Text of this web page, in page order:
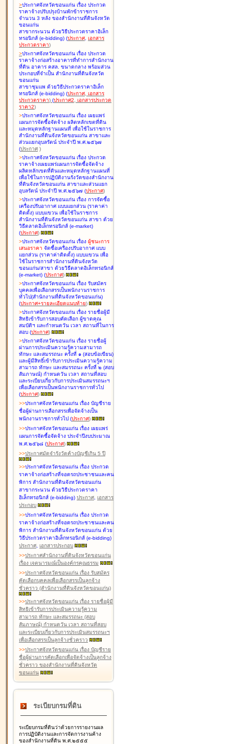
>ประกาศจังหวัดขอนแก่น เรื่อง ประกวด
ราคาจ้างปรับปรุงบ้านพักข้าราชการ
จำนวน 3 หลัง ของสำนักงานที่ดินจังหวัด
ขอนแก่น
สาขากระนวน ด้วยวิธีประกวดราคาอิเล็ก
ทรอนิกส์ (e-bidding) (ประกาศ, เอกสาร
ประกวดราคา)
>ประกาศจังหวัดขอนแก่น เรื่อง ประกวด
ราคาจ้างก่อสร้างอาคารที่ทำการสำนักงาน
ที่ดิน อาคาร คสล. ขนาดกลาง พร้อมส่วน
ประกอบที่จำเป็น สำนักงานที่ดินจังหวัด
ขอนแก่น
สาขาชุมแพ ด้วยวิธีประกวดราคาอิเล็ก
ทรอนิกส์ (e-bidding) (ประกาศ, เอกสาร
ประกวดราคา) (ประกาศ2, เอกสารประกวด
ราคา2)
>ประกาศจังหวัดขอนแก่น เรื่อง เผยแพร่
แผนการจัดซื้อจัดจ้าง ผลิตหลักเขตที่ดิน
และหมุดหลักฐานแผนที่ เพื่อใช้ในราชการ
สำนักงานที่ดินจังหวัดขอนแก่น สาขาและ
ส่วนแยกอุบลรัตน์ ประจำปี พ.ศ.๒๕๖๗
(ประกาศ )
>ประกาศจังหวัดขอนแก่น เรื่อง ประกวด
ราคาจ้างเผยแพร่แผนการจัดซื้อจัดจ้าง
ผลิตหลักเขตที่ดินและหมุดหลักฐานแผนที่
เพื่อใช้ในการปฏิบัติงานรังวัดของสำนักงาน
ที่ดินจังหวัดขอนแก่น สาขาและส่วนแยก
อุบลรัตน์ ประจำปี พ.ศ.๒๕๖๗ (ประกาศ)
>ประกาศจังหวัดขอนแก่น เรื่อง การจัดซื้อ
เครื่องปรับอากาศ แบบแยกส่วน (ราคาค่า
ติดตั้ง) แบบแขวน เพื่อใช้ในราชการ
สำนักงานที่ดินจังหวัดขอนแก่น สาขา ด้วย
วิธีตลาดอิเล็กทรอนิกส์ (e-market)
(ประกาศ)
>ประกาศจังหวัดขอนแก่น เรื่อง ผู้ชนะการ
เสนอราคา จัดซื้อเครื่องปรับอากาศ แบบ
แยกส่วน (ราคาค่าติดตั้ง) แบบแขวน เพื่อ
ใช้ในราชการสำนักงานที่ดินจังหวัด
ขอนแก่น/สาขา ด้วยวิธีตลาดอิเล็กทรอนิกส์
(e-market) (ประกาศ)
>ประกาศจังหวัดขอนแก่น เรื่อง รับสมัคร
บุคคลเพื่อเลือกสรรเป็นพนักงานราชการ
ทั่วไป(สำนักงานที่ดินจังหวัดขอนแก่น)
(ประกาศ+รายละเอียดแนบท้าย)
>ประกาศจังหวัดขอนแก่น เรื่อง รายชื่อผู้มี
สิทธิเข้ารับการสอบคัดเลือก ผู้ขาดคุณ
สมบัติฯ และกำหนดวัน เวลา สถานที่ในการ
สอบ (ประกาศ)
>ประกาศจังหวัดขอนแก่น เรื่อง รายชื่อผู้
ผ่านการประเมินความรู้ความสามารถ
ทักษะ และสมรรถนะ ครั้งที่ ๑ (สอบข้อเขียน)
และผู้มีสิทธิ์เข้ารับการประเมินความรู้ความ
สามารถ ทักษะ และสมรรถนะ ครั้งที่ ๒ (สอบ
สัมภาษณ์) กำหนดวัน เวลา สถานที่สอบ
และระเบียบเกี่ยวกับการประเมินสมรรถนะฯ
เพื่อเลือกสรรเป็นพนักงานราชการทั่วไป
(ประกาศ)
>>ประกาศจังหวัดขอนแก่น เรื่อง บัญชีราย
ชื่อผู้ผ่านการเลือกสรรเพื่อจัดจ้างเป็น
พนักงานราชการทั่วไป (ประกาศ)
>>ประกาศจังหวัดขอนแก่น เรื่อง เผยแพร่
แผนการจัดซื้อจัดจ้าง ประจำปีงบประมาณ
พ.ศ.๒๕๖๘ (ประกาศ)
>>ประกาศมัดจำรังวัดค้างบัญชีเกิน 5 ปี
>>ประกาศจังหวัดขอนแก่น เรื่อง ประกวด
ราคาจ้างก่อสร้างที่จอดรถประชาชนและคน
พิการ สำนักงานที่ดินจังหวัดขอนแก่น
สาขากระนวน ด้วยวิธีประกวดราคา
อิเล็กทรอนิกส์ (e-bidding) ประกาศ, เอกสาร
ประกอบ
>>ประกาศจังหวัดขอนแก่น เรื่อง ประกวด
ราคาจ้างก่อสร้างที่จอดรถประชาชนและคน
พิการ สำนักงานที่ดินจังหวัดขอนแก่น ด้วย
วิธีประกวดราคาอิเล็กทรอนิกส์ (e-bidding)
ประกาศ, เอกสารประกอบ
>>ประกาศสำนักงานที่ดินจังหวัดขอนแก่น
เรื่อง เจตนารมณ์เป็นองค์กรคุณธรรม
>>ประกาศจังหวัดขอนแก่น เรื่อง รับสมัคร
คัดเลือกบุคคลเพื่อเลือกสรรเป็นลูกจ้าง
ชั่วคราว (สำนักงานที่ดินจังหวัดขอนแก่น)
>>ประกาศจังหวัดขอนแก่น เรื่อง รายชื่อผู้มี
สิทธิเข้ารับการประเมินความรู้ความ
สามารถ ทักษะ และสมรรถนะ (สอบ
สัมภาษณ์) กำหนดวัน เวลา สถานที่สอบ
และระเบียบเกี่ยวกับการประเมินสมรรถนะฯ
เพื่อเลือกสรรเป็นลูกจ้างชั่วคราว
>>ประกาศจังหวัดขอนแก่น เรื่อง บัญชีราย
ชื่อผู้ผ่านการคัดเลือกเพื่อจัดจ้างเป็นลูกจ้าง
ชั่วคราว ของสำนักงานที่ดินจังหวัด
ขอนแก่น
ระเบียบกรมที่ดิน
ระเบียบกรมที่ดินว่าด้วยการรายงานผล
การปฏิบัติงานและการจัดการงานค้าง
ของสำนักงานที่ดิน พ.ศ.๒๕๕๕